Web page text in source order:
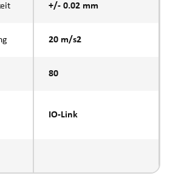
+/- 0.02 mm
20 m/s2
80
IO-Link